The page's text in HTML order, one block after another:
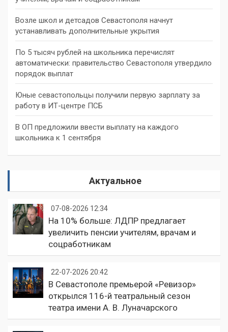
Возле школ и детсадов Севастополя начнут
устанавливать дополнительные укрытия
По 5 тысяч рублей на школьника перечислят
автоматически: правительство Севастополя утвердило
порядок выплат
Юные севастопольцы получили первую зарплату за
работу в ИТ-центре ПСБ
В ОП предложили ввести выплату на каждого
школьника к 1 сентября
Актуальное
07-08-2026 12:34
На 10% больше: ЛДПР предлагает
увеличить пенсии учителям, врачам и
соцработникам
22-07-2026 20:42
В Севастополе премьерой «Ревизор»
открылся 116-й театральный сезон
театра имени А. В. Луначарского